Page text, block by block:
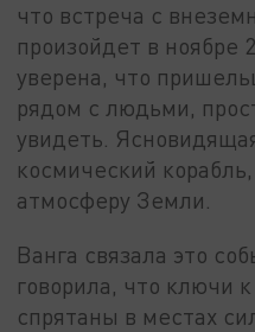
что встреча с
произойдет в ноябре
уверена, что
рядом с людьми,
увидеть.
космический
атмосферу Земли.
Ванга связала это
говорила, что ключи
спрятаны в местах